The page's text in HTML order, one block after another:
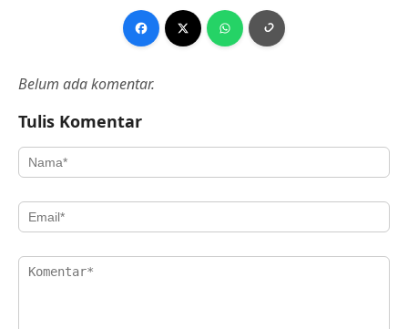
Belum ada komentar.
Tulis Komentar